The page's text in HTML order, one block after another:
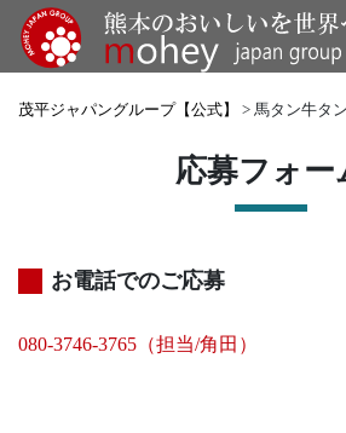
茂平ジャパングループ【公式】 > 馬タン牛タ
応募フォー
お電話でのご応募
080-3746-3765（担当/角田）